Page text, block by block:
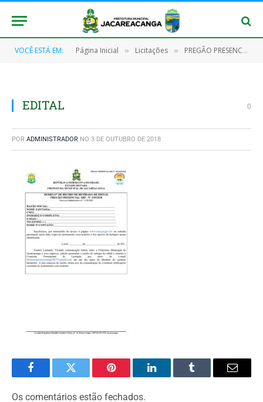
VOCÊ ESTÁ EM: Página Inicial » Licitações » PREGÃO PRESENCIAL Nº 035/2018 – SRP
EDITAL 0
POR ADMINISTRADOR NO 3 DE OUTUBRO DE 2018
FacebookTwitter Pinterest O
Tumblr
E-
Os comentários estão fechados.